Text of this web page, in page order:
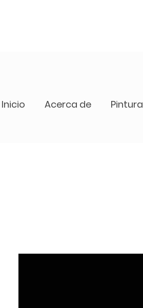
Inicio Acerca de Pintura